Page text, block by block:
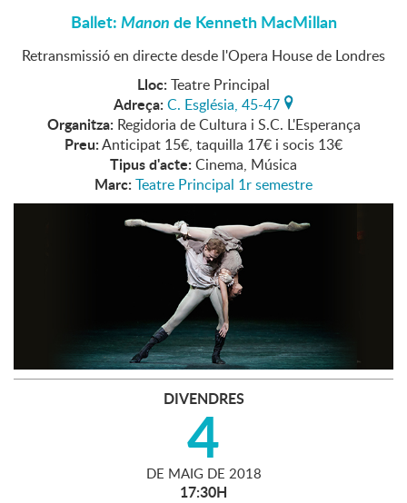
Ballet:Manonde Kenneth MacMillan
Retransmissió en directe desde l'Opera House de Londres
Lloc: Teatre Principal
Adreça: C. Església, 45-47
Organitza: Regidoria de Cultura i S.C. L'Esperança
Preu:Anticipat 15€, taquilla 17€ i socis 13€
Tipus d'acte: Cinema, Música
Marc: Teatre Principal 1r semestre
DIVENDRES
4
DE MAIG DE 2018
17:30H